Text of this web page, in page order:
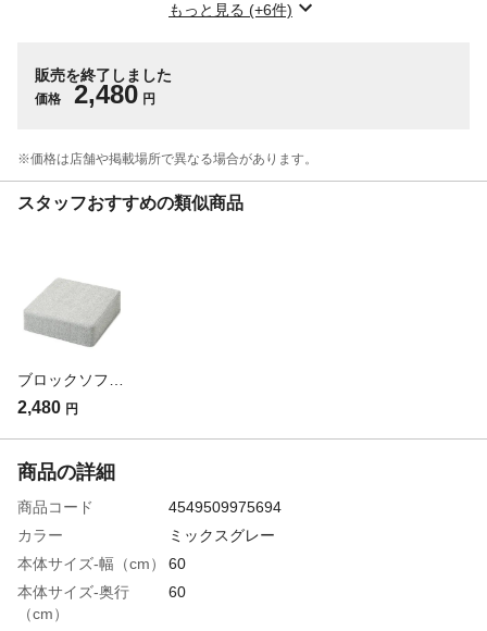
もっと見る (+6件)
販売を終了しました
価格 2,480 円
※価格は​店舗や​掲載場所で​異なる​場合が​あります。
スタッフおすすめの類似商品
2,480 円
商品の詳細
商品コード
4549509975694
カラー
ミックスグレー
本体サイズ-幅（cm）
60
本体サイズ-奥行
（cm）
60